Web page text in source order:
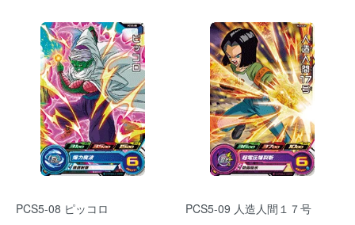
PCS5-08 ピッコロ
PCS5-09 人造人間１７号